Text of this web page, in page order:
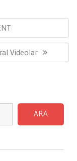
Videolar
ARA